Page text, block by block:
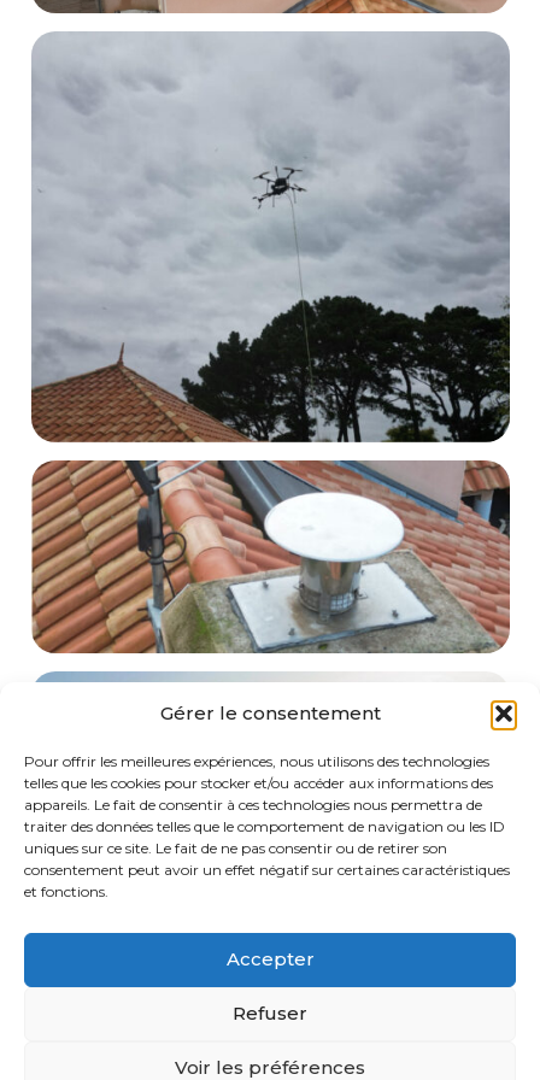
Gérer le consentement
Pour offrir les meilleures expériences, nous utilisons des technologies
telles que les cookies pour stocker et/ou accéder aux informations des
appareils. Le fait de consentir à ces technologies nous permettra de
traiter des données telles que le comportement de navigation ou les ID
uniques sur ce site. Le fait de ne pas consentir ou de retirer son
consentement peut avoir un effet négatif sur certaines caractéristiques
et fonctions.
Accepter
Refuser
Voir les préférences